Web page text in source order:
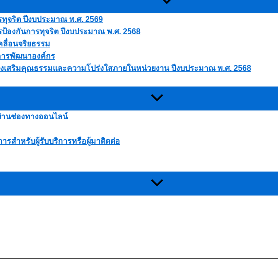
จริต ปีงบประมาณ พ.ศ. 2569
ป้องกันการทุจริต ปีงบประมาณ พ.ศ. 2568
ลื่อนจริยธรรม
ารพัฒนาองค์กร
เสริมคุณธรรมและความโปร่งใสภายในหน่วยงาน ปีงบประมาณ พ.ศ. 2568
นช่องทางออนไลน์
รสำหรับผู้รับบริการหรือผู้มาติดต่อ